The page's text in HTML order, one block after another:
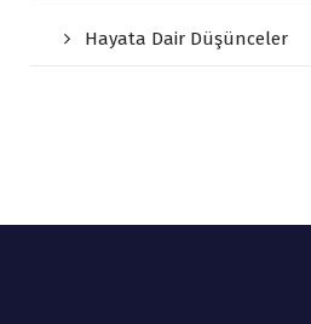
Hayata Dair Düşünceler